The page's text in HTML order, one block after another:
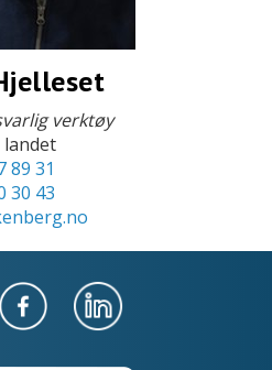
verktøy
landet
89 31
30 43